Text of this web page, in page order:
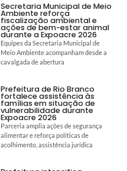
Secretaria Municipal de Meio
Ambiente reforça
fiscalização ambiental e
ações de bem-estar animal
durante a Expoacre 2026
Equipes da Secretaria Municipal de
Meio Ambiente acompanham desde a
cavalgada de abertura
Prefeitura de Rio Branco
fortalece assistência às
famílias em situação de
vulnerabilidade durante
Expoacre 2026
Parceria amplia ações de segurança
alimentar e reforça políticas de
acolhimento, assistência jurídica